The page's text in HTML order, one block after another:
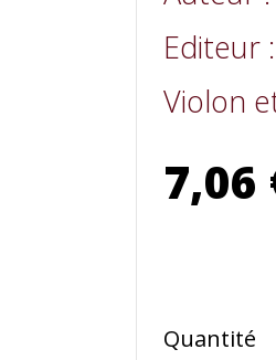
Editeur
Violon
7,06
Quantité